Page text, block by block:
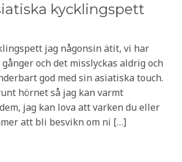
kycklingspett
jag någonsin ätit, vi har
och det misslyckas aldrig och
god med sin asiatiska touch.
hörnet så jag kan varmt
jag kan lova att varken du eller
att bli besvikn om ni […]